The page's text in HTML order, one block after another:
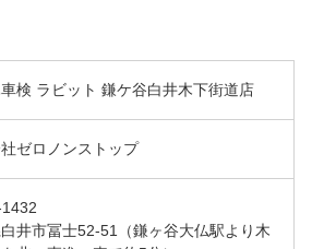
検 ラビット 鎌ケ谷白井木下街道店
ゼロノンストップ
井市冨士52-51（鎌ヶ谷大仏駅より木